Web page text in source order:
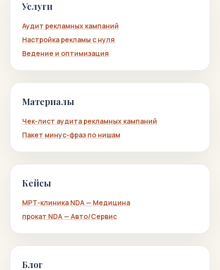
Услуги
Аудит рекламных кампаний
Настройка рекламы с нуля
Ведение и оптимизация
Материалы
Чек-лист аудита рекламных кампаний
Пакет минус-фраз по нишам
Кейсы
МРТ-клиника NDA — Медицина
прокат NDA — Авто/Сервис
Блог